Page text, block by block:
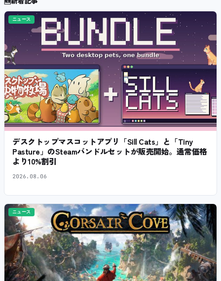
ニュース
デスクトップマスコットアプリ「Sill Cats」と「Tiny
Pasture」のSteamバンドルセットが販売開始。通常価格
より10%割引
2026.08.06
ニュース